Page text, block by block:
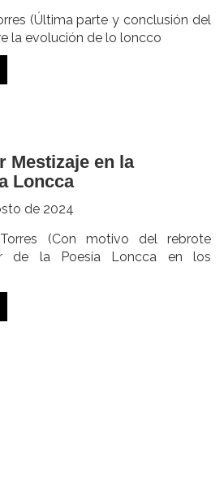
(Última parte y conclusión del
la evolución de lo loncco
Mestizaje en la
Loncca
de 2024
(Con motivo del rebrote
de la Poesía Loncca en los